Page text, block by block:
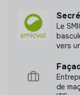
N'a pas
transparence
Le
vers
de